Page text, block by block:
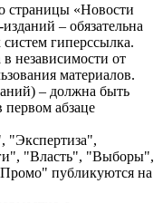
страницы «Новости
– обязательна
гиперссылка.
независимости от
материалов.
– должна быть
первом абзаце
"Экспертиза",
"Власть", "Выборы",
публикуются на